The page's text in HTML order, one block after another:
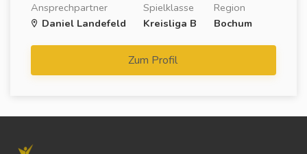
Ansprechpartner
Daniel Landefeld
Spielklasse
Kreisliga B
Region
Bochum
Zum Profil